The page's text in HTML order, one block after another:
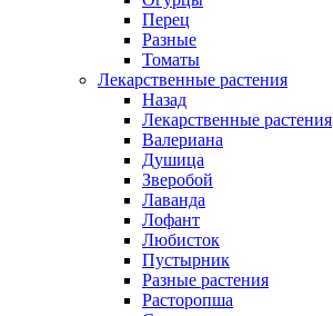
Перец
Разные
Томаты
Лекарственные растения
Назад
Лекарственные растения
Валериана
Душица
Зверобой
Лаванда
Лофант
Любисток
Пустырник
Разные растения
Расторопша